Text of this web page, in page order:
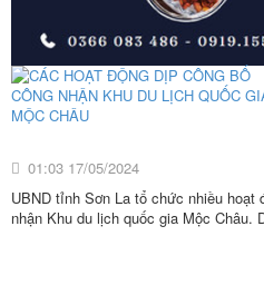
01:03 17/05/2024
UBND tỉnh Sơn La tổ chức nhiều hoạt
nhận Khu du lịch quốc gia Mộc